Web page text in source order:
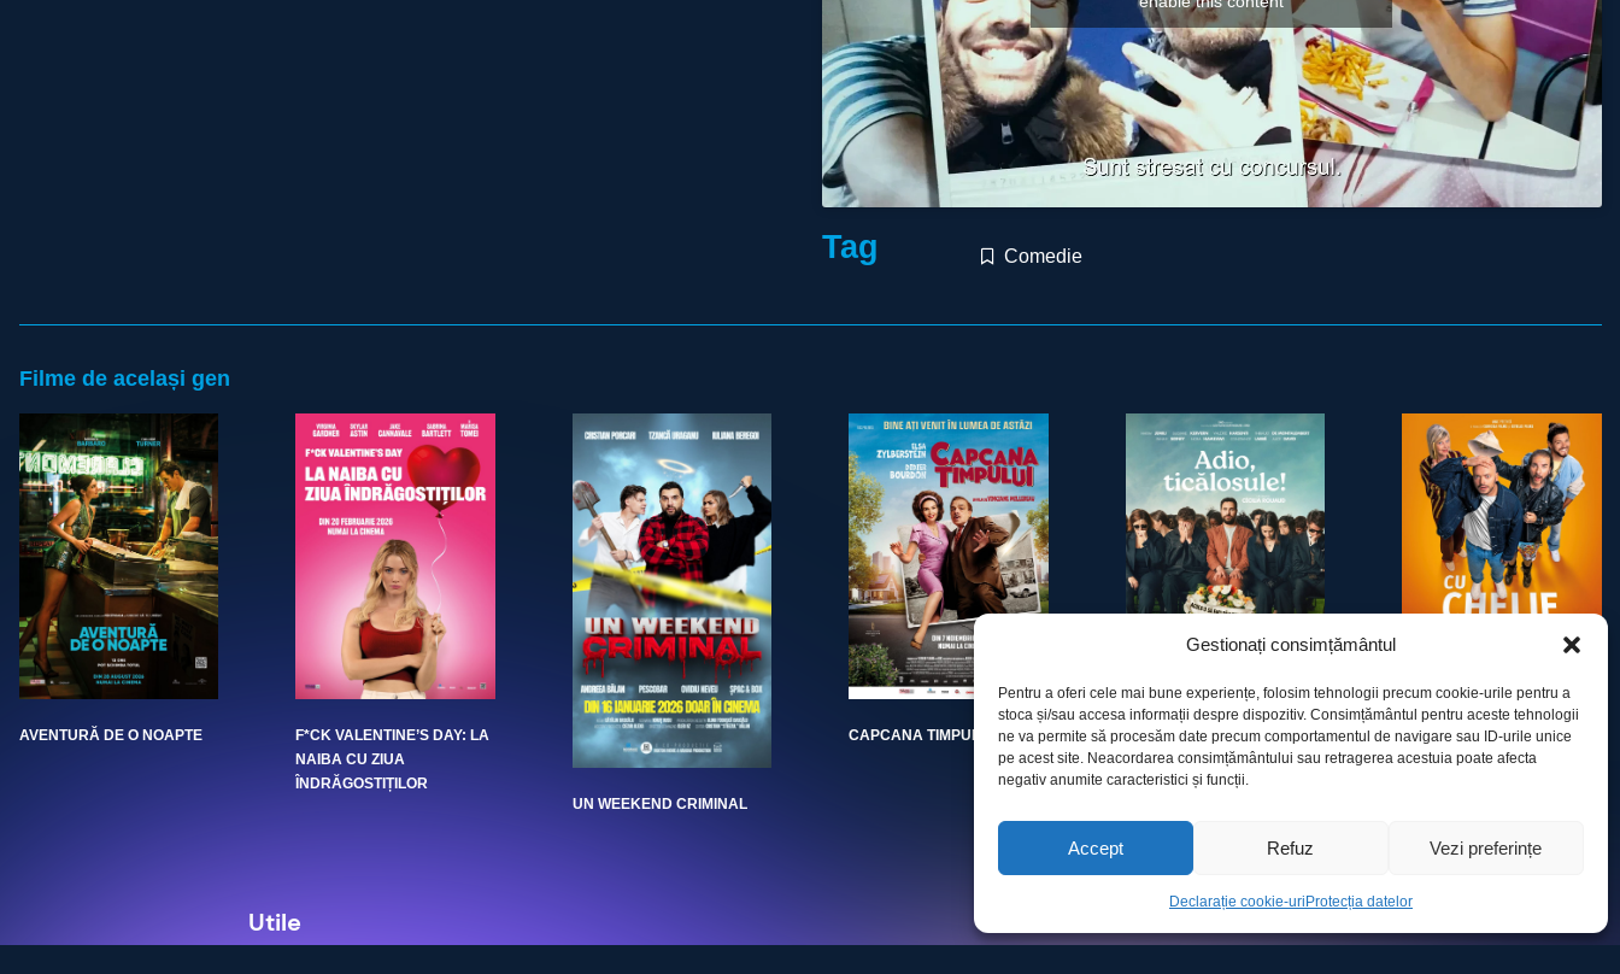
Gestionați consimțământul
Pentru a oferi cele mai bune experiențe, folosim tehnologii precum cookie-urile pentru a
stoca și/sau accesa informații despre dispozitiv. Consimțământul pentru aceste tehnologii
ne va permite să procesăm date precum comportamentul de navigare sau ID-urile unice
pe acest site. Neacordarea consimțământului sau retragerea acestuia poate afecta
negativ anumite caracteristici și funcții.
Accept Refuz Vezi preferințe
Declarație cookie-uri Protecția datelor
Tag Comedie
Filme de același gen
AVENTURĂ DE O NOAPTE
F*CK VALENTINE’S DAY: LA
NAIBA CU ZIUA
ÎNDRĂGOSTIȚILOR
UN WEEKEND CRIMINAL
CAPCANA TIMPULUI ADIO, TICĂLOSULE! CU CHELIE E ȘMECHERIE
Utile